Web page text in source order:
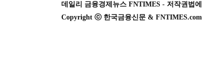
데일리 금융경제뉴스 FNTIMES - 저작권법
Copyright ⓒ 한국금융신문 & FNTIMES.com